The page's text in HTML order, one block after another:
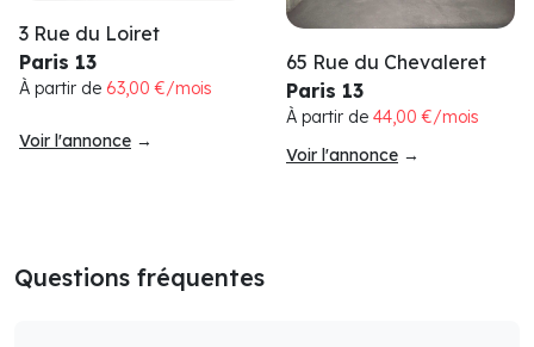
3 Rue du Loiret
Paris 13
À partir de 63,00 €/mois
Voir l'annonce →
65 Rue du Chevaleret
Paris 13
À partir de 44,00 €/mois
Voir l'annonce →
Questions fréquentes